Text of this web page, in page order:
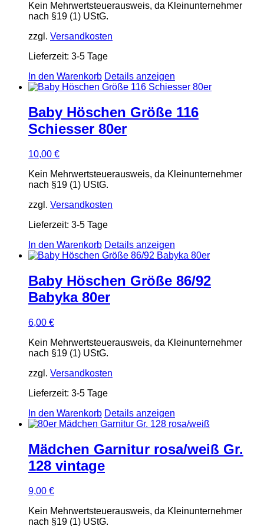
Kein Mehrwertsteuerausweis, da Kleinunternehmer
nach §19 (1) UStG.
zzgl. Versandkosten
Lieferzeit: 3-5 Tage
In den Warenkorb Details anzeigen
Baby Höschen Größe 116
Schiesser 80er
10,00 €
Kein Mehrwertsteuerausweis, da Kleinunternehmer
nach §19 (1) UStG.
zzgl. Versandkosten
Lieferzeit: 3-5 Tage
In den Warenkorb Details anzeigen
Baby Höschen Größe 86/92
Babyka 80er
6,00 €
Kein Mehrwertsteuerausweis, da Kleinunternehmer
nach §19 (1) UStG.
zzgl. Versandkosten
Lieferzeit: 3-5 Tage
In den Warenkorb Details anzeigen
Mädchen Garnitur rosa/weiß Gr.
128 vintage
9,00 €
Kein Mehrwertsteuerausweis, da Kleinunternehmer
nach §19 (1) UStG.